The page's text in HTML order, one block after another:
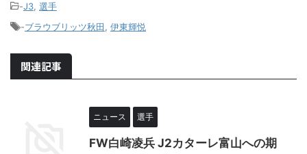
-J3 選手
-ブラウブリッツ秋田 伊東輝悦
関連記事
ニュース 選手
FW白崎凌兵 J2カターレ富山への期